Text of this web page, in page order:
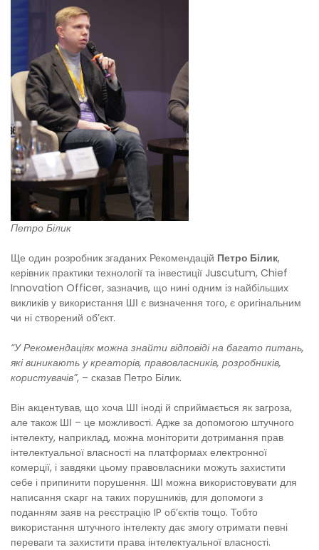
Петро Білик
Ще один розробник згаданих Рекомендацій Петро Білик,
керівник практики технології та інвестиції Juscutum, Chief
Innovation Officer, зазначив, що нині одним із найбільших
викликів у використання ШІ є визначення того, є оригінальним
чи ні створений об’єкт.
“У Рекомендаціях можна знайти відповіді на багато питань,
які виникають у креаторів, правовласників, розробників,
користувачів”, – сказав Петро Білик.
Він акцентував, що хоча ШІ іноді й сприймається як загроза,
але також ШІ – це можливості. Адже за допомогою штучного
інтелекту, наприклад, можна моніторити дотримання прав
інтелектуальної власності на платформах електронної
комерції, і завдяки цьому правовласники можуть захистити
себе і припинити порушення. ШІ можна використовувати для
написання скарг на таких порушників, для допомоги з
поданням заяв на реєстрацію IP об’єктів тощо. Тобто
використання штучного інтелекту дає змогу отримати певні
переваги та захистити права інтелектуальної власності.